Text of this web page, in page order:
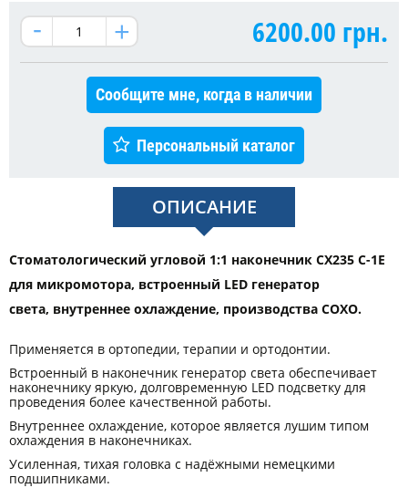
6200.00 грн.
Сообщите мне, когда в наличии
Персональный каталог
ОПИСАНИЕ
Стоматологический угловой 1:1 наконечник CX235 C-1E
для микромотора, встроенный LED генератор
света, внутреннее охлаждение, производства COXO.
Применяется в ортопедии, терапии и ортодонтии.
Встроенный в наконечник генератор света обеспечивает
наконечнику яркую, долговременную LED подсветку для
проведения более качественной работы.
Внутреннее охлаждение, которое является лушим типом
охлаждения в наконечниках.
Усиленная, тихая головка с надёжными немецкими
подшипниками.